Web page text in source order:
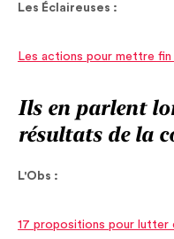
Les Éclaireuses :
Les actions pour mettre
Ils en parlent
résultats de la
L'Obs :
17 propositions pour lutter